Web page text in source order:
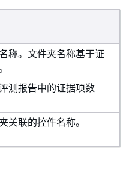
称。文件夹名称基于证
测报告中的证据项数
关联的控件名称。